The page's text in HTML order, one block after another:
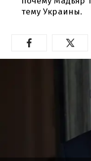
тему Украины.